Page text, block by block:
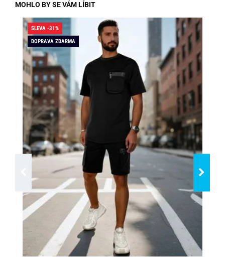
MOHLO BY SE VÁM LÍBIT
SLEVA -31%
DOPRAVA ZDARMA